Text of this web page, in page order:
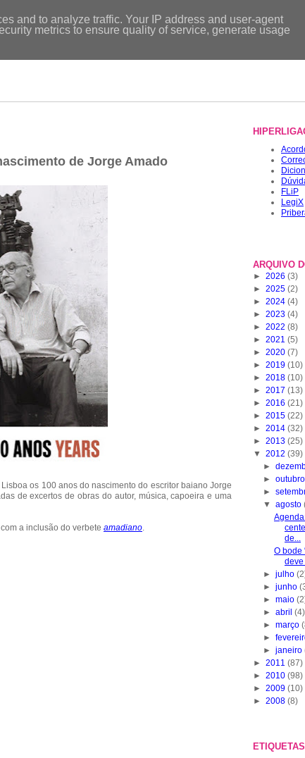
de Jorge Amado
os 100 anos do nascimento do escritor baiano Jorge
de excertos de obras do autor, música, capoeira e uma
a inclusão do verbete amadiano.
FLiP
LegiX
ARQUIVO
► 2026 (3)
► 2025 (2)
► 2024 (4)
► 2023 (4)
► 2022 (8)
► 2021 (5)
► 2020 (7)
► 2019 (10)
► 2018 (10)
► 2017 (13)
► 2016 (21)
► 2015 (22)
► 2014 (32)
► 2013 (25)
▼ 2012 (39)
►
►
►
▼agosto
de...
O bode
deve
►julho
►junho
►maio
►abril(4)
►março
►
►janeiro
► 2011 (87)
► 2010 (98)
► 2009 (10)
► 2008 (8)
ETIQUETAS
and to analyze traffic. Your IP address and user-agent
metrics to ensure quality of service, generate usage